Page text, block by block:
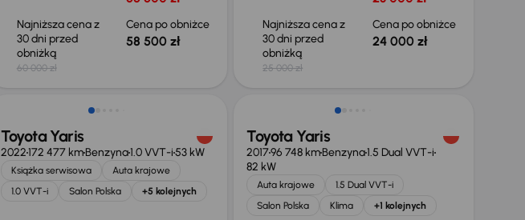
Najniższa cena z
30 dni przed
obniżką
60 000 zł
Cena po obniżce
58 500 zł
Najniższa cena z
30 dni przed
obniżką
25 000 zł
Cena po obniżce
24 000 zł
Możliwość odliczenia VAT
Toyota Yaris
2022172 477 kmBenzyna1.0 VVT-i53 kW
Książka serwisowa
Auta krajowe
1.0 VVT-i
Salon Polska +5 kolejnych
Taniej o 1 000 zł
Toyota Yaris
201796 748 kmBenzyna1.5 Dual VVT-i
82 kW
Auta krajowe
1.5 Dual VVT-i
Salon Polska
Klima +1 kolejnych